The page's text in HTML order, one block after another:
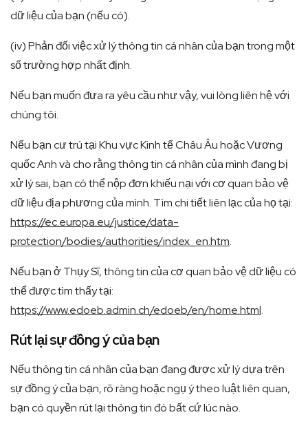
dữ liệu của bạn (nếu có).
(iv) Phản đối việc xử lý thông tin cá nhân của bạn trong một
số trường hợp nhất định.
Nếu bạn muốn đưa ra yêu cầu như vậy, vui lòng liên hệ với
chúng tôi.
Nếu bạn cư trú tại Khu vực Kinh tế Châu Âu hoặc Vương
quốc Anh và cho rằng thông tin cá nhân của mình đang bị
xử lý sai, bạn có thể nộp đơn khiếu nại với cơ quan bảo vệ
dữ liệu địa phương của mình. Tìm chi tiết liên lạc của họ tại:
https://ec.europa.eu/justice/data-
protection/bodies/authorities/index_en.htm.
Nếu bạn ở Thụy Sĩ, thông tin của cơ quan bảo vệ dữ liệu có
thể được tìm thấy tại:
https://www.edoeb.admin.ch/edoeb/en/home.html.
Rút lại sự đồng ý của bạn
Nếu thông tin cá nhân của bạn đang được xử lý dựa trên
sự đồng ý của bạn, rõ ràng hoặc ngụ ý theo luật liên quan,
bạn có quyền rút lại thông tin đó bất cứ lúc nào.